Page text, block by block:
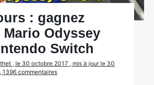
: gagnez
Mario Odyssey
Switch
, le 30 octobre 2017 , mis à jour le 30
1396 commentaires